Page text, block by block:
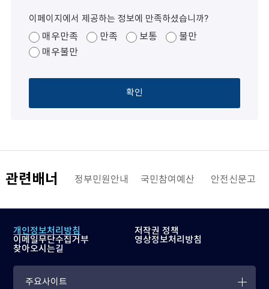
이페이지에서 제공하는 정보에 만족하셨습니까?
매우만족 만족 보통
불만
매우불만
확인
관련배너
해양수산부 정부민원안내 국민참여예산 안전신문고
개인정보처리방침
저작권 정책
이메일무단수집거부
영상정보처리방침
찾아오시는길
주요사이트